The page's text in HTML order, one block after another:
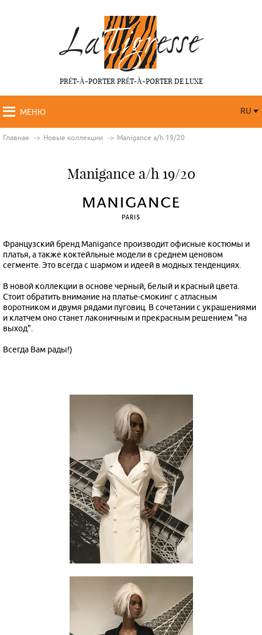
PRÉT-À-PORTER PRÉT-À-PORTER DE LUXE
МЕНЮ
RU
Главная Новые коллекции Manigance a/h 19/20
Manigance a/h 19/20
Французский бренд Manigance производит офисные костюмы и
платья, а также коктейльные модели в среднем ценовом
сегменте. Это всегда с шармом и идеей в модных тенденциях.
В новой коллекции в основе черный, белый и красный цвета.
Стоит обратить внимание на платье-смокинг с атласным
воротником и двумя рядами пуговиц. В сочетании с украшениями
и клатчем оно станет лаконичным и прекрасным решением "на
выход".
Всегда Вам рады!)